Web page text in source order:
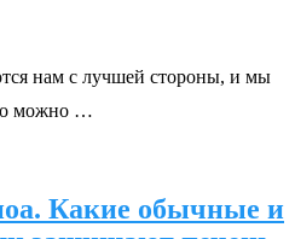
нам с лучшей стороны, и мы
можно …
Какие обычные и